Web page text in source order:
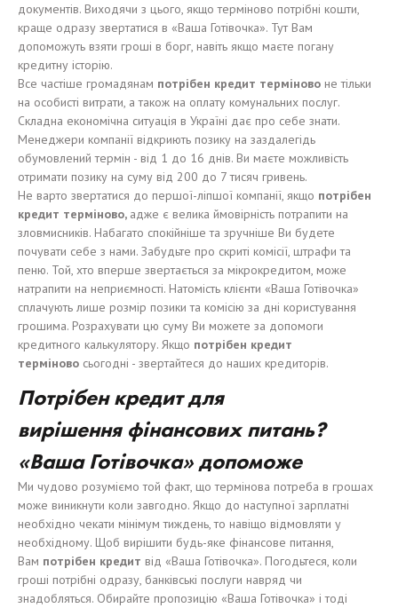
документів. Виходячи з цього, якщо терміново потрібні кошти,
краще одразу звертатися в «Ваша Готівочка». Тут Вам
допоможуть взяти гроші в борг, навіть якщо маєте погану
кредитну історію.
Все частіше громадянам потрібен кредит терміново не тільки
на особисті витрати, а також на оплату комунальних послуг.
Складна економічна ситуація в Україні дає про себе знати.
Менеджери компанії відкриють позику на заздалегідь
обумовлений термін - від 1 до 16 днів. Ви маєте можливість
отримати позику на суму від 200 до 7 тисяч гривень.
Не варто звертатися до першої-ліпшої компанії, якщо потрібен
кредит терміново, адже є велика ймовірність потрапити на
зловмисників. Набагато спокійніше та зручніше Ви будете
почувати себе з нами. Забудьте про скриті комісії, штрафи та
пеню. Той, хто вперше звертається за мікрокредитом, може
натрапити на неприємності. Натомість клієнти «Ваша Готівочка»
сплачують лише розмір позики та комісію за дні користування
грошима. Розрахувати цю суму Ви можете за допомоги
кредитного калькулятору. Якщо потрібен кредит
терміново сьогодні - звертайтеся до наших кредиторів.
Потрібенкредит для
вирішенняфінансовихпитань?
«Ваша Готівочка»допоможе
Ми чудово розуміємо той факт, що термінова потреба в грошах
може виникнути коли завгодно. Якщо до наступної зарплатні
необхідно чекати мінімум тиждень, то навіщо відмовляти у
необхідному. Щоб вирішити будь-яке фінансове питання,
Вам потрібен кредит від «Ваша Готівочка». Погодьтеся, коли
гроші потрібні одразу, банківські послуги навряд чи
знадобляться. Обирайте пропозицію «Ваша Готівочка» і тоді